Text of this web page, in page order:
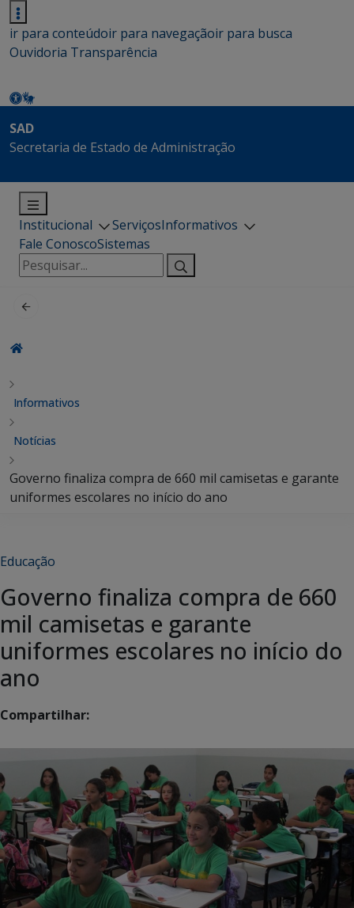
ir para conteúdoir para navegaçãoir para busca
Ouvidoria Transparência
SAD
Secretaria de Estado de Administração
Institucional ServiçosInformativos
Fale ConoscoSistemas
Pesquisar
por:
Informativos
Notícias
Governo finaliza compra de 660 mil camisetas e garante
uniformes escolares no início do ano
Educação
Governo finaliza compra de 660
mil camisetas e garante
uniformes escolares no início do
ano
Compartilhar: